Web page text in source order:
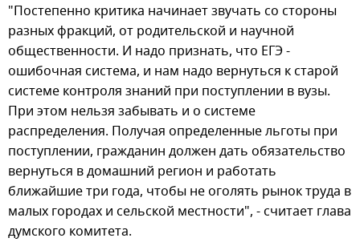
"Постепенно критика начинает звучать со стороны
разных фракций, от родительской и научной
общественности. И надо признать, что ЕГЭ -
ошибочная система, и нам надо вернуться к старой
системе контроля знаний при поступлении в вузы.
При этом нельзя забывать и о системе
распределения. Получая определенные льготы при
поступлении, гражданин должен дать обязательство
вернуться в домашний регион и работать
ближайшие три года, чтобы не оголять рынок труда в
малых городах и сельской местности", - считает глава
думского комитета.